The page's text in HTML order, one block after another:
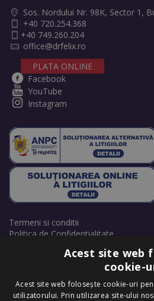
Sos. Nordului Nr. 98K, Sector 1,
+40 720.254.368
+40 749.260.204
office@drfelix.ro
PLATA ONLINE
Facebook
YouTube
Instagram
Termeni si conditii
Politica de Confidentialitate
Retrage consimțământ cookie-uri
Acest site web
cookie-
Acest site web folosește cookie-uri
utilizatorului. Prin utilizarea site-ului